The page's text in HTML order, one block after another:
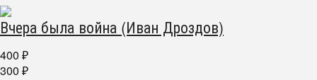
Вчера была война (Иван Дроздов)
400 ₽
300 ₽